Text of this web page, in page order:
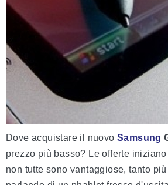
Dove acquistare il nuovo Samsung
prezzo più basso? Le offerte
non tutte sono vantaggiose, tanto